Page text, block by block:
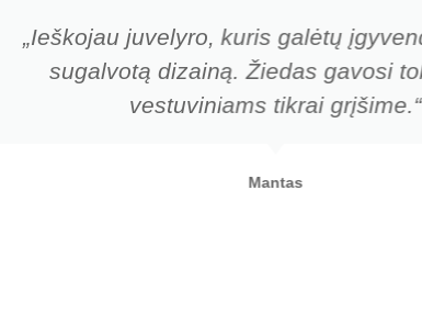
„Ieškojau juvelyro, kuris galėtų
sugalvotą dizainą. Žiedas gavosi
vestuviniams tikrai grįšime.“
Mantas